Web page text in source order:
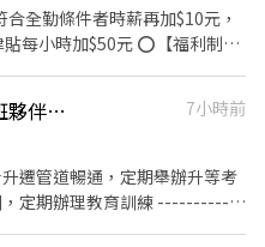
晚)(實際上班時間依門市安排)
全勤條件者時薪再加$10元，
加$50元 ⭕【福利制
待服務顧客、收銀結帳、環境
車✦連鎖加油站✦誠徵早中夜班夥伴✦可兼職✦免經驗✦工作簡單好上手
7小時前
遷管道暢通，定期舉辦升等考
定期辦理教育訓練 ------------